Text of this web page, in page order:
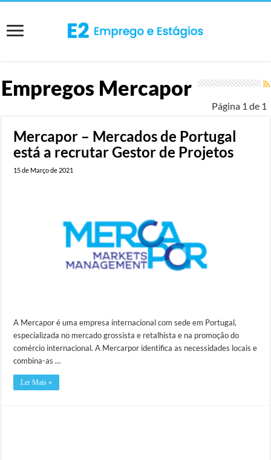
Empregos Mercapor
Página 1 de 1
Mercapor – Mercados de Portugal
está a recrutar Gestor de Projetos
15 de Março de 2021
A Mercapor é uma empresa internacional com sede em Portugal,
especializada no mercado grossista e retalhista e na promoção do
comércio internacional. A Mercarpor identifica as necessidades locais e
combina-as …
Ler Mais »